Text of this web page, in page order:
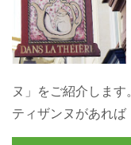
ヌ」をご紹介します。
ティザンヌがあれば